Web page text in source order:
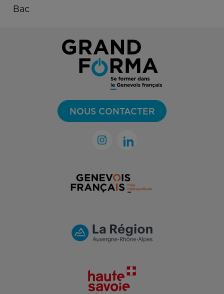
Bac
NOUS CONTACTER